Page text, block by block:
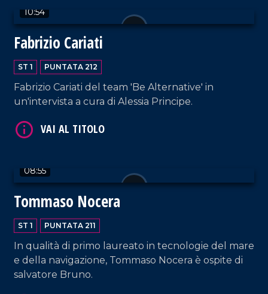
10:54
Fabrizio Cariati
ST 1 PUNTATA 212
Fabrizio Cariati del team 'Be Alternative' in
un'intervista a cura di Alessia Principe.
08:55
Tommaso Nocera
ST 1 PUNTATA 211
In qualità di primo laureato in tecnologie del mare
e della navigazione, Tommaso Nocera è ospite di
salvatore Bruno.
VAI AL TITOLO
VAI AL TITOLO